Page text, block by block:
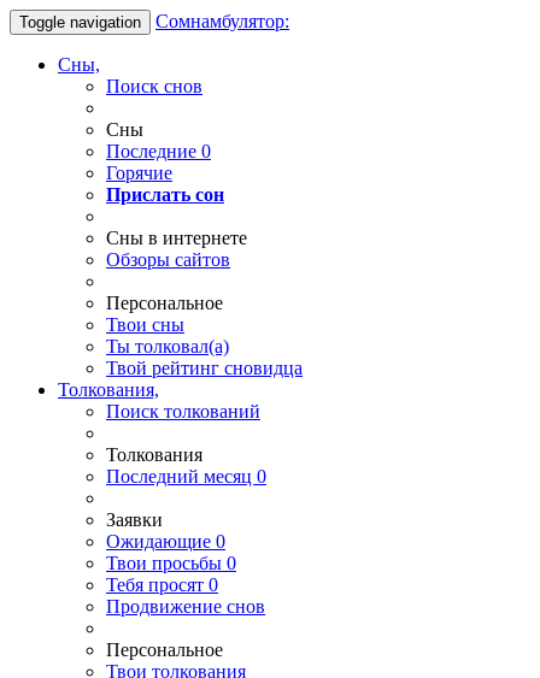
Toggle navigation Сомнамбулятор:
Сны,
Поиск снов
Сны
Последние 0
Горячие
Прислать сон
Сны в интернете
Обзоры сайтов
Персональное
Твои сны
Ты толковал(а)
Твой рейтинг сновидца
Толкования,
Поиск толкований
Толкования
Последний месяц 0
Заявки
Ожидающие 0
Твои просьбы 0
Тебя просят 0
Продвижение снов
Персональное
Твои толкования